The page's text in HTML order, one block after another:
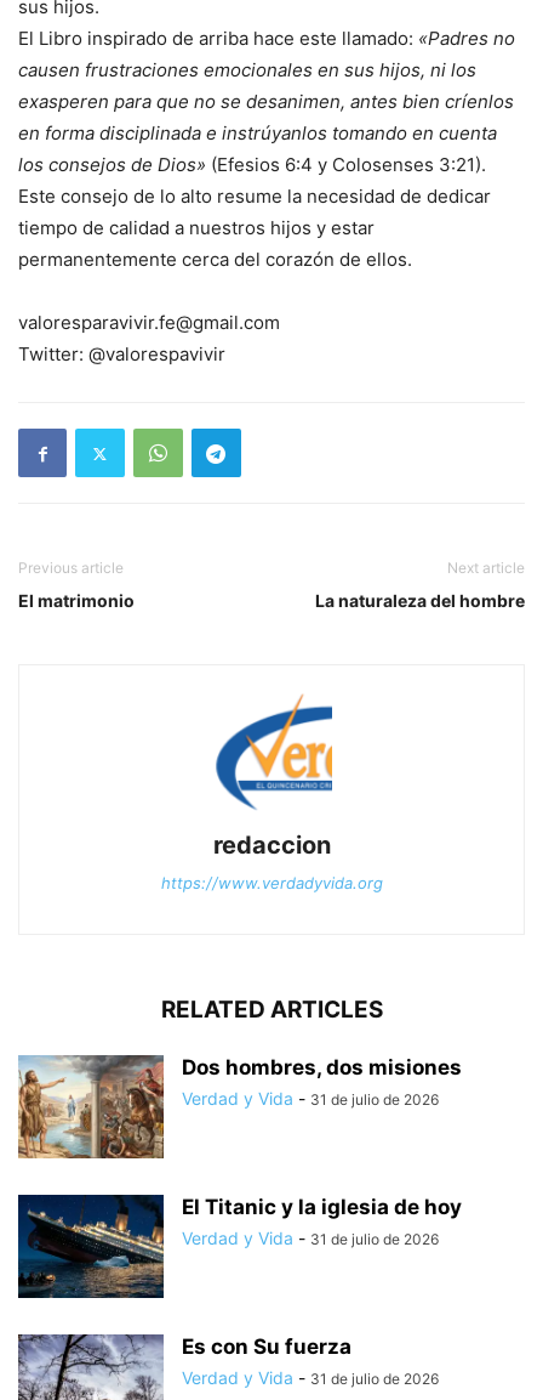
sus hijos.
El Libro inspirado de arriba hace este llamado: «Padres no
causen frustraciones emocionales en sus hijos, ni los
exasperen para que no se desanimen, antes bien críenlos
en forma disciplinada e instrúyanlos tomando en cuenta
los consejos de Dios» (Efesios 6:4 y Colosenses 3:21).
Este consejo de lo alto resume la necesidad de dedicar
tiempo de calidad a nuestros hijos y estar
permanentemente cerca del corazón de ellos.
valoresparavivir.fe@gmail.com
Twitter: @valorespavivir
Previous article
El matrimonio
Next article
La naturaleza del hombre
redaccion
https://www.verdadyvida.org
RELATED ARTICLES
Dos hombres, dos misiones
Verdad y Vida - 31 de julio de 2026
El Titanic y la iglesia de hoy
Verdad y Vida - 31 de julio de 2026
Es con Su fuerza
Verdad y Vida - 31 de julio de 2026